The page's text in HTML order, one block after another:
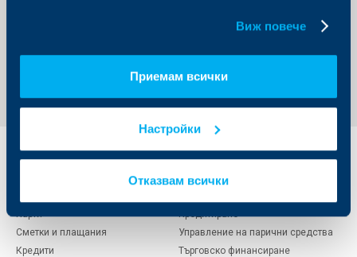
Виж повече
Приемам всички
Настройки
Отказвам всички
Индивидуални
Карти
Сметки и плащания
Кредити
Бизнес
клиенти
Кредитиране
Управление на парични средства
Търговско финансиране